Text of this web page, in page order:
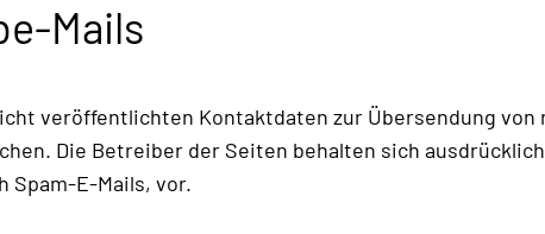
Mails
veröffentlichten Kontaktdaten zur Übersendung
Die Betreiber der Seiten behalten sich
Spam-E-Mails, vor.